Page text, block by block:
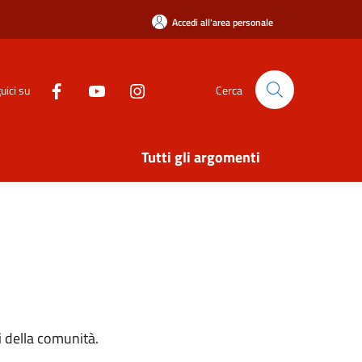
Accedi all'area personale
su Cerca
Tutti gli argomenti
della comunità.